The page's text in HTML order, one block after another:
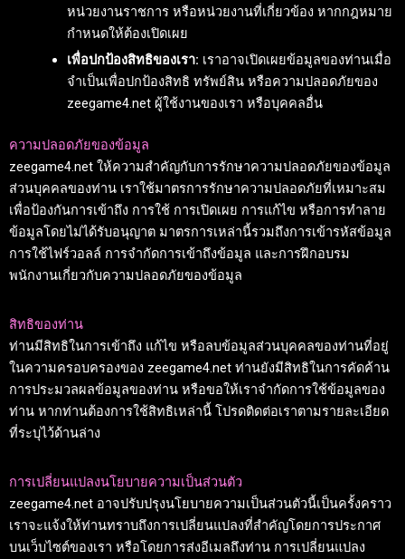
หน่วยงานราชการ หรือหน่วยงานที่เกี่ยวข้อง หากกฎหมาย
กำหนดให้ต้องเปิดเผย
เพื่อปกป้องสิทธิของเรา: เราอาจเปิดเผยข้อมูลของท่านเมื่อ
จำเป็นเพื่อปกป้องสิทธิ ทรัพย์สิน หรือความปลอดภัยของ
zeegame4.net ผู้ใช้งานของเรา หรือบุคคลอื่น
ความปลอดภัยของข้อมูล
zeegame4.net ให้ความสำคัญกับการรักษาความปลอดภัยของข้อมูล
ส่วนบุคคลของท่าน เราใช้มาตรการรักษาความปลอดภัยที่เหมาะสม
เพื่อป้องกันการเข้าถึง การใช้ การเปิดเผย การแก้ไข หรือการทำลาย
ข้อมูลโดยไม่ได้รับอนุญาต มาตรการเหล่านี้รวมถึงการเข้ารหัสข้อมูล
การใช้ไฟร์วอลล์ การจำกัดการเข้าถึงข้อมูล และการฝึกอบรม
พนักงานเกี่ยวกับความปลอดภัยของข้อมูล
สิทธิของท่าน
ท่านมีสิทธิในการเข้าถึง แก้ไข หรือลบข้อมูลส่วนบุคคลของท่านที่อยู่
ในความครอบครองของ zeegame4.net ท่านยังมีสิทธิในการคัดค้าน
การประมวลผลข้อมูลของท่าน หรือขอให้เราจำกัดการใช้ข้อมูลของ
ท่าน หากท่านต้องการใช้สิทธิเหล่านี้ โปรดติดต่อเราตามรายละเอียด
ที่ระบุไว้ด้านล่าง
การเปลี่ยนแปลงนโยบายความเป็นส่วนตัว
zeegame4.net อาจปรับปรุงนโยบายความเป็นส่วนตัวนี้เป็นครั้งคราว
เราจะแจ้งให้ท่านทราบถึงการเปลี่ยนแปลงที่สำคัญโดยการประกาศ
บนเว็บไซต์ของเรา หรือโดยการส่งอีเมลถึงท่าน การเปลี่ยนแปลง